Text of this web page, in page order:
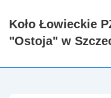
SkipKoło Łowieckie
"Ostoja" w